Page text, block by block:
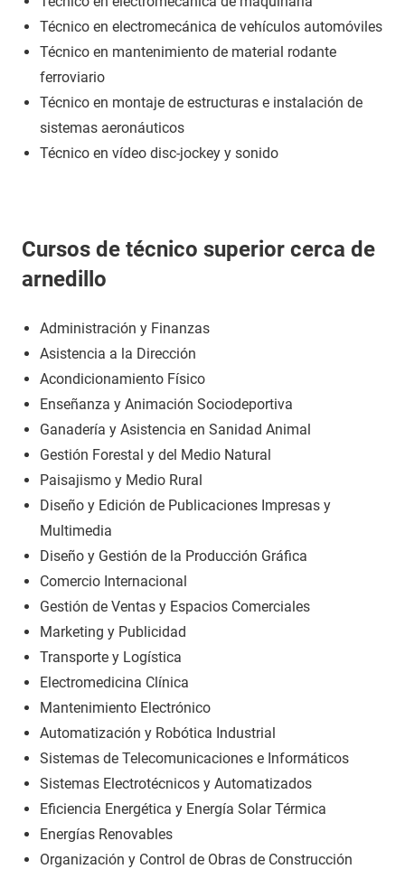
Técnico en electromecánica de vehículos automóviles
Técnico en mantenimiento de material rodante
ferroviario
Técnico en montaje de estructuras e instalación de
sistemas aeronáuticos
Técnico en vídeo disc-jockey y sonido
Cursos de técnico superior cerca de
arnedillo
Administración y Finanzas
Asistencia a la Dirección
Acondicionamiento Físico
Enseñanza y Animación Sociodeportiva
Ganadería y Asistencia en Sanidad Animal
Gestión Forestal y del Medio Natural
Paisajismo y Medio Rural
Diseño y Edición de Publicaciones Impresas y
Multimedia
Diseño y Gestión de la Producción Gráfica
Comercio Internacional
Gestión de Ventas y Espacios Comerciales
Marketing y Publicidad
Transporte y Logística
Electromedicina Clínica
Mantenimiento Electrónico
Automatización y Robótica Industrial
Sistemas de Telecomunicaciones e Informáticos
Sistemas Electrotécnicos y Automatizados
Eficiencia Energética y Energía Solar Térmica
Energías Renovables
Organización y Control de Obras de Construcción